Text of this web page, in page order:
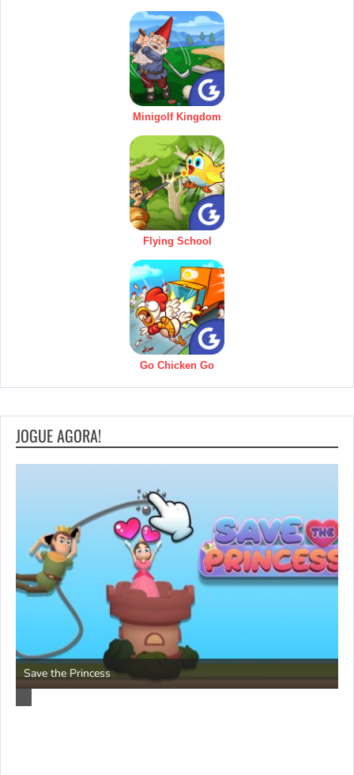
Minigolf Kingdom
Flying School
Go Chicken Go
JOGUE AGORA!
Save the Princess